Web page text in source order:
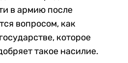
в армию после
вопросом, как
которое
такое насилие.